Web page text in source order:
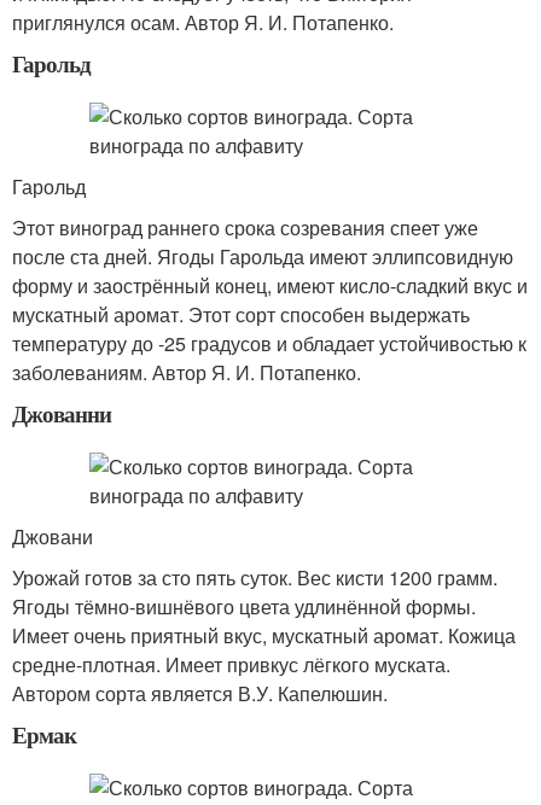
приглянулся осам. Автор Я. И. Потапенко.
Гарольд
Гарольд
Этот виноград раннего срока созревания спеет уже
после ста дней. Ягоды Гарольда имеют эллипсовидную
форму и заострённый конец, имеют кисло-сладкий вкус и
мускатный аромат. Этот сорт способен выдержать
температуру до -25 градусов и обладает устойчивостью к
заболеваниям. Автор Я. И. Потапенко.
Джованни
Джовани
Урожай готов за сто пять суток. Вес кисти 1200 грамм.
Ягоды тёмно-вишнёвого цвета удлинённой формы.
Имеет очень приятный вкус, мускатный аромат. Кожица
средне-плотная. Имеет привкус лёгкого муската.
Автором сорта является В.У. Капелюшин.
Ермак